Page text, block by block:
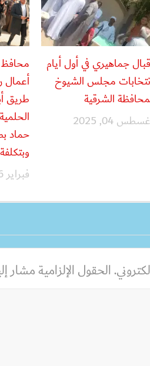
جماهيري في أول أيام
مجلس الشيوخ
الشرقية
04, 2025
محافظ
طريق
وبتكلفة 24 مليون جنيه
فبراير 06, 2024
الحقول الإلزامية مشار